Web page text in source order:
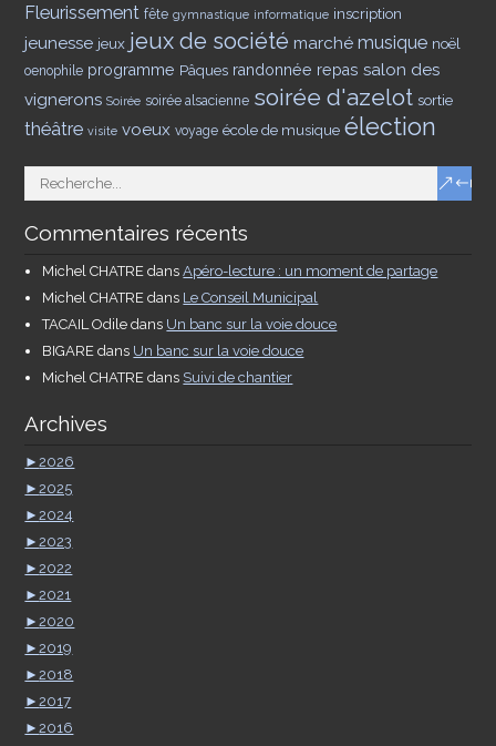
Fleurissement fête gymnastique informatique inscription
jeunesse jeux jeux de société marché musique noël
oenophile programme Pâques randonnée repas salon des
vignerons Soirée soirée alsacienne soirée d'azelot sortie
théâtre visite voeux voyage école de musique élection
Commentaires récents
Michel CHATRE dansApéro-lecture : un moment de partage
Michel CHATRE dans Le Conseil Municipal
TACAIL Odile dans Un banc sur la voie douce
BIGARE dans Un banc sur la voie douce
Michel CHATRE dans Suivi de chantier
Archives
►2026
►2025
►2024
►2023
►2022
►2021
►2020
►2019
►2018
►2017
►2016